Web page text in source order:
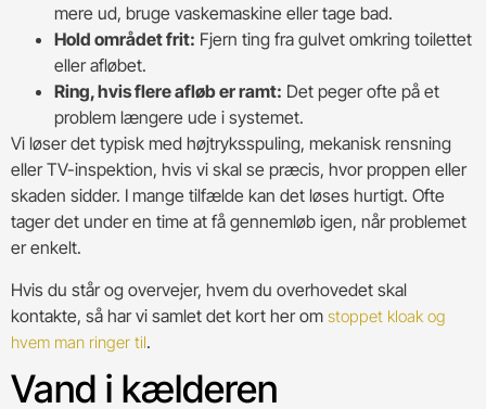
mere ud, bruge vaskemaskine eller tage bad.
Hold området frit: Fjern ting fra gulvet omkring toilettet
eller afløbet.
Ring, hvis flere afløb er ramt: Det peger ofte på et
problem længere ude i systemet.
Vi løser det typisk med højtryksspuling, mekanisk rensning
eller TV-inspektion, hvis vi skal se præcis, hvor proppen eller
skaden sidder. I mange tilfælde kan det løses hurtigt. Ofte
tager det under en time at få gennemløb igen, når problemet
er enkelt.
Hvis du står og overvejer, hvem du overhovedet skal
kontakte, så har vi samlet det kort her om stoppet kloak og
hvem man ringer til.
Vand i kælderen